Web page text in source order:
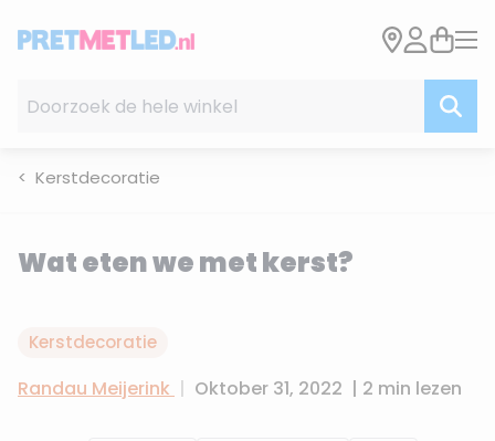
Kerstdecoratie
Wat eten we met kerst?
Kerstdecoratie
Randau Meijerink | Oktober 31, 2022 | 2 min lezen